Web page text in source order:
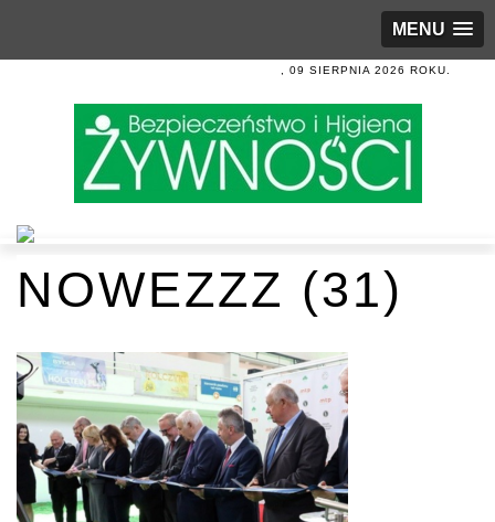
MENU
, 09 SIERPNIA 2026 ROKU.
NOWEZZZ (31)